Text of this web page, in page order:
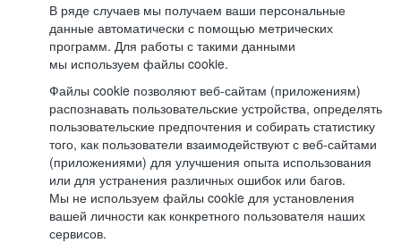
В ряде случаев мы получаем ваши персональные
данные автоматически с помощью метрических
программ. Для работы с такими данными
мы используем файлы cookie.
Файлы cookie позволяют веб-сайтам (приложениям)
распознавать пользовательские устройства, определять
пользовательские предпочтения и собирать статистику
того, как пользователи взаимодействуют с веб-сайтами
(приложениями) для улучшения опыта использования
или для устранения различных ошибок или багов.
Мы не используем файлы cookie для установления
вашей личности как конкретного пользователя наших
сервисов.